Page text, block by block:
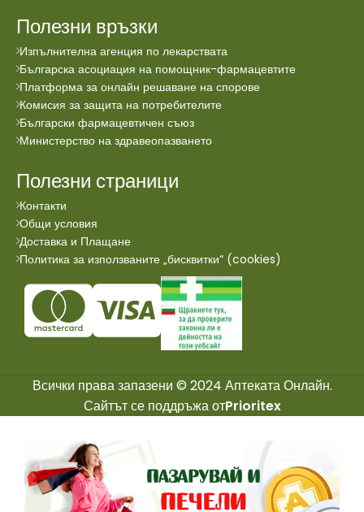
Полезни връзки
Изпълнителна агенция по лекарствата
Българска асоциация на помощник-фармацевтите
Платформа за онлайн решаване на спорове
Комисия за защита на потребителите
Български фармацевтичен съюз
Министерство на здравеопазването
Полезни страници
Контакти
Общи условия
Доставка и Плащане
Политика за използваните „бисквитки“ (cookies)
Всички права запазени © 2024 Аптеката Онлайн.
Сайтът се поддръжа отPrioritex